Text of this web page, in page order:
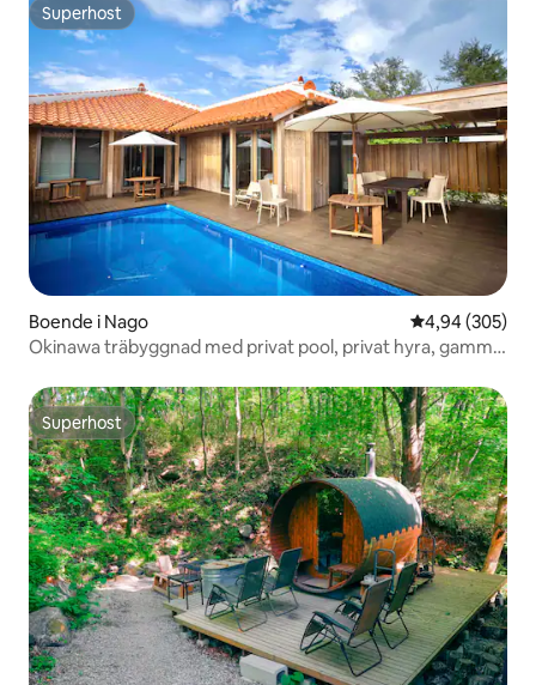
Superhost
Superhost
Boende i Nago 4,94 av 5 i
4,94 (305)
Okinawa träbyggnad med privat pool, privat hyra, gammal
Superhost
Superhost